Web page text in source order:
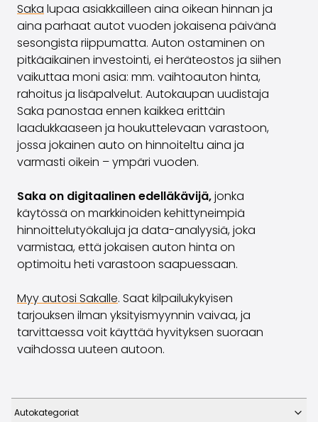
Saka lupaa asiakkailleen aina oikean hinnan ja
aina parhaat autot vuoden jokaisena päivänä
sesongista riippumatta. Auton ostaminen on
pitkäaikainen investointi, ei heräteostos ja siihen
vaikuttaa moni asia: mm. vaihtoauton hinta,
rahoitus ja lisäpalvelut. Autokaupan uudistaja
Saka panostaa ennen kaikkea erittäin
laadukkaaseen ja houkuttelevaan varastoon,
jossa jokainen auto on hinnoiteltu aina ja
varmasti oikein – ympäri vuoden.
Saka on digitaalinen edelläkävijä,jonka
käytössä on markkinoiden kehittyneimpiä
hinnoittelutyökaluja ja data-analyysiä, joka
varmistaa, että jokaisen auton hinta on
optimoitu heti varastoon saapuessaan.
Myy autosi Sakalle. Saat kilpailukykyisen
tarjouksen ilman yksityismyynnin vaivaa, ja
tarvittaessa voit käyttää hyvityksen suoraan
vaihdossa uuteen autoon.
Autokategoriat